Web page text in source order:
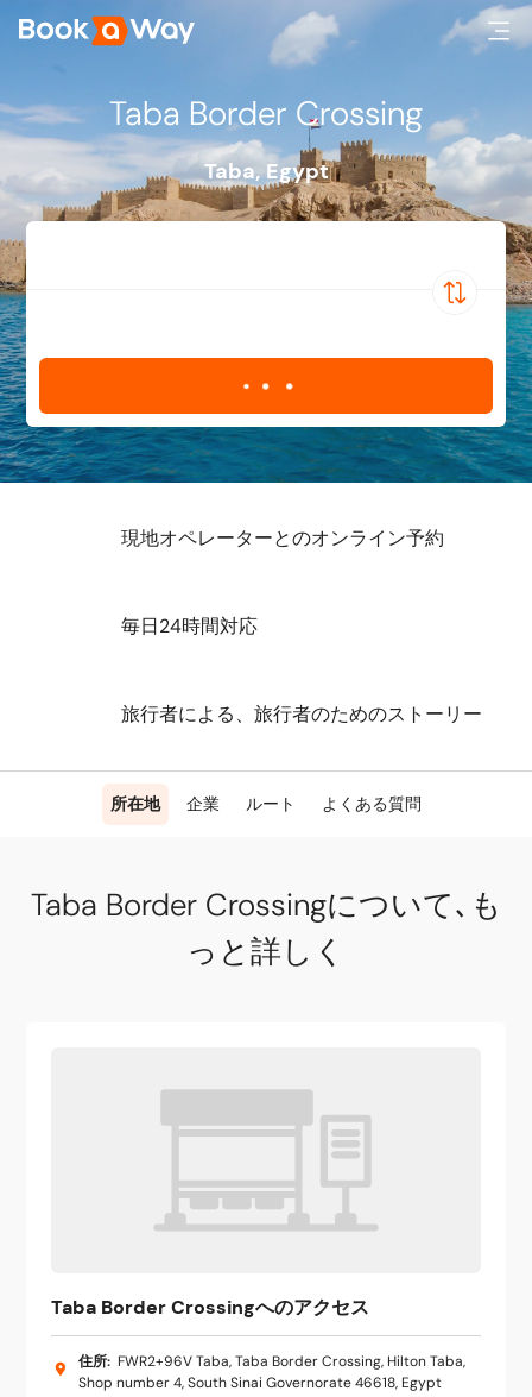
Taba Border Crossing
Taba,Egypt
所在地 企業 ルート よくある質問
現地オペレーターとのオンライン予約
毎日24時間対応
旅行者による、旅行者のためのストーリー
Taba Border Crossingについて､も
っと詳しく
Taba Border Crossingへのアクセス
住所: FWR2+96V Taba, Taba Border Crossing, Hilton Taba,
Shop number 4, South Sinai Governorate 46618, Egypt